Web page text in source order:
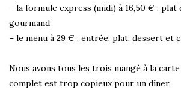
– la formule express (midi) à 16,50 € :
gourmand
– le menu à 29 € : entrée, plat, dessert et
Nous avons tous les trois mangé à la
complet est trop copieux pour un dîner.